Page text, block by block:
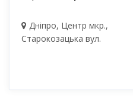
Дніпро, Центр мкр.,
Старокозацька вул.